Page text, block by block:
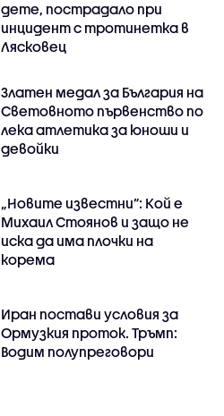
дете, пострадало при
инцидент с тротинетка в
Лясковец
Златен медал за България на
Световното първенство по
лека атлетика за юноши и
девойки
„Новите известни”: Кой е
Михаил Стоянов и защо не
иска да има плочки на
корема
Иран постави условия за
Ормузкия проток. Тръмп:
Водим полупреговори